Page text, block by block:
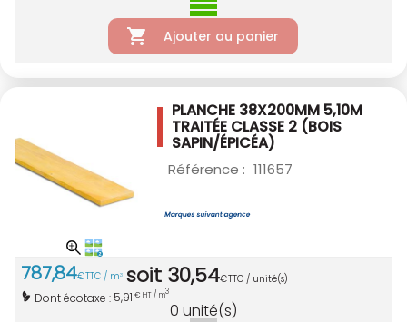
Ajouter au panier
PLANCHE 38X200MM 5,10M
TRAITÉE CLASSE 2 (BOIS
SAPIN/ÉPICÉA)
Référence : 111657
787,84€TTC / m3 soit 30,54€TTC / unité(s)
Dont écotaxe : 5,91 € HT / m3
0 unité(s)